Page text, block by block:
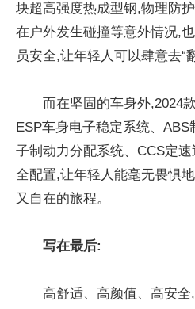
块超高强度热成型钢,物理防护
在户外发生碰撞等意外情况,
员安全,让年轻人可以肆意去“
而在坚固的车身外,2024
ESP车身电子稳定系统、
子制动力分配系统、CCS定
全配置,让年轻人能毫无畏惧
又自在的旅程。
写在最后:
高舒适、高颜值、高安